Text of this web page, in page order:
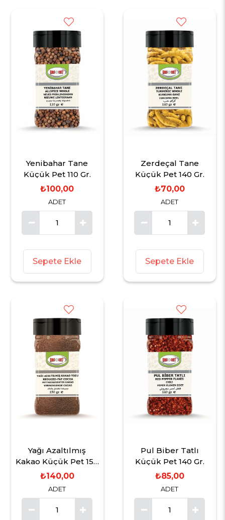
Yenibahar Tane
Küçük Pet 110 Gr.
ADET
₺100,00
Sepete Ekle
Zerdeçal Tane
Küçük Pet 140 Gr.
ADET
₺70,00
Sepete Ekle
Yağı Azaltılmış
Kakao Küçük Pet 150
Gr.
ADET
₺140,00
Pul Biber Tatlı
Küçük Pet 140 Gr.
ADET
₺85,00